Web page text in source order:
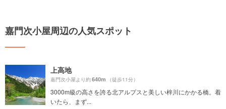
嘉門次小屋周辺の人気スポット
上高地
嘉門次小屋より約640m （徒歩11分）
3000m級の高さを誇る北アルプスと美しい梓川にかかる橋。着
いたら、まず...